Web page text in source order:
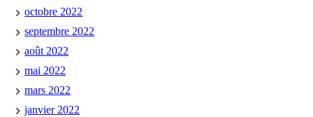
octobre 2022
septembre 2022
août 2022
mai 2022
mars 2022
janvier 2022